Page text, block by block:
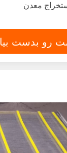
معدن
رو بدست